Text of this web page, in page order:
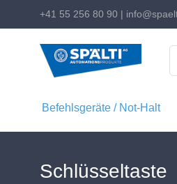
+41 55 256 80 90 |
Befehlsgeräte / Not-Halt
Schlüsseltaste